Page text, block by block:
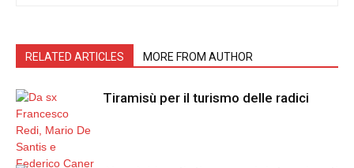
RELATED ARTICLES MORE FROM AUTHOR
Tiramisù per il turismo delle radici